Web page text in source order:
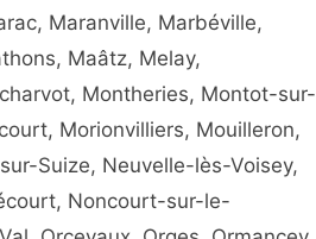
Maranville, Marbéville,
Maâtz, Melay,
Montheries, Montot-sur-
Morionvilliers, Mouilleron,
Suize, Neuvelle-lès-Voisey,
Noncourt-sur-le-